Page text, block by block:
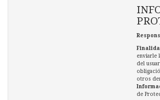
enviarle
del
otros
de